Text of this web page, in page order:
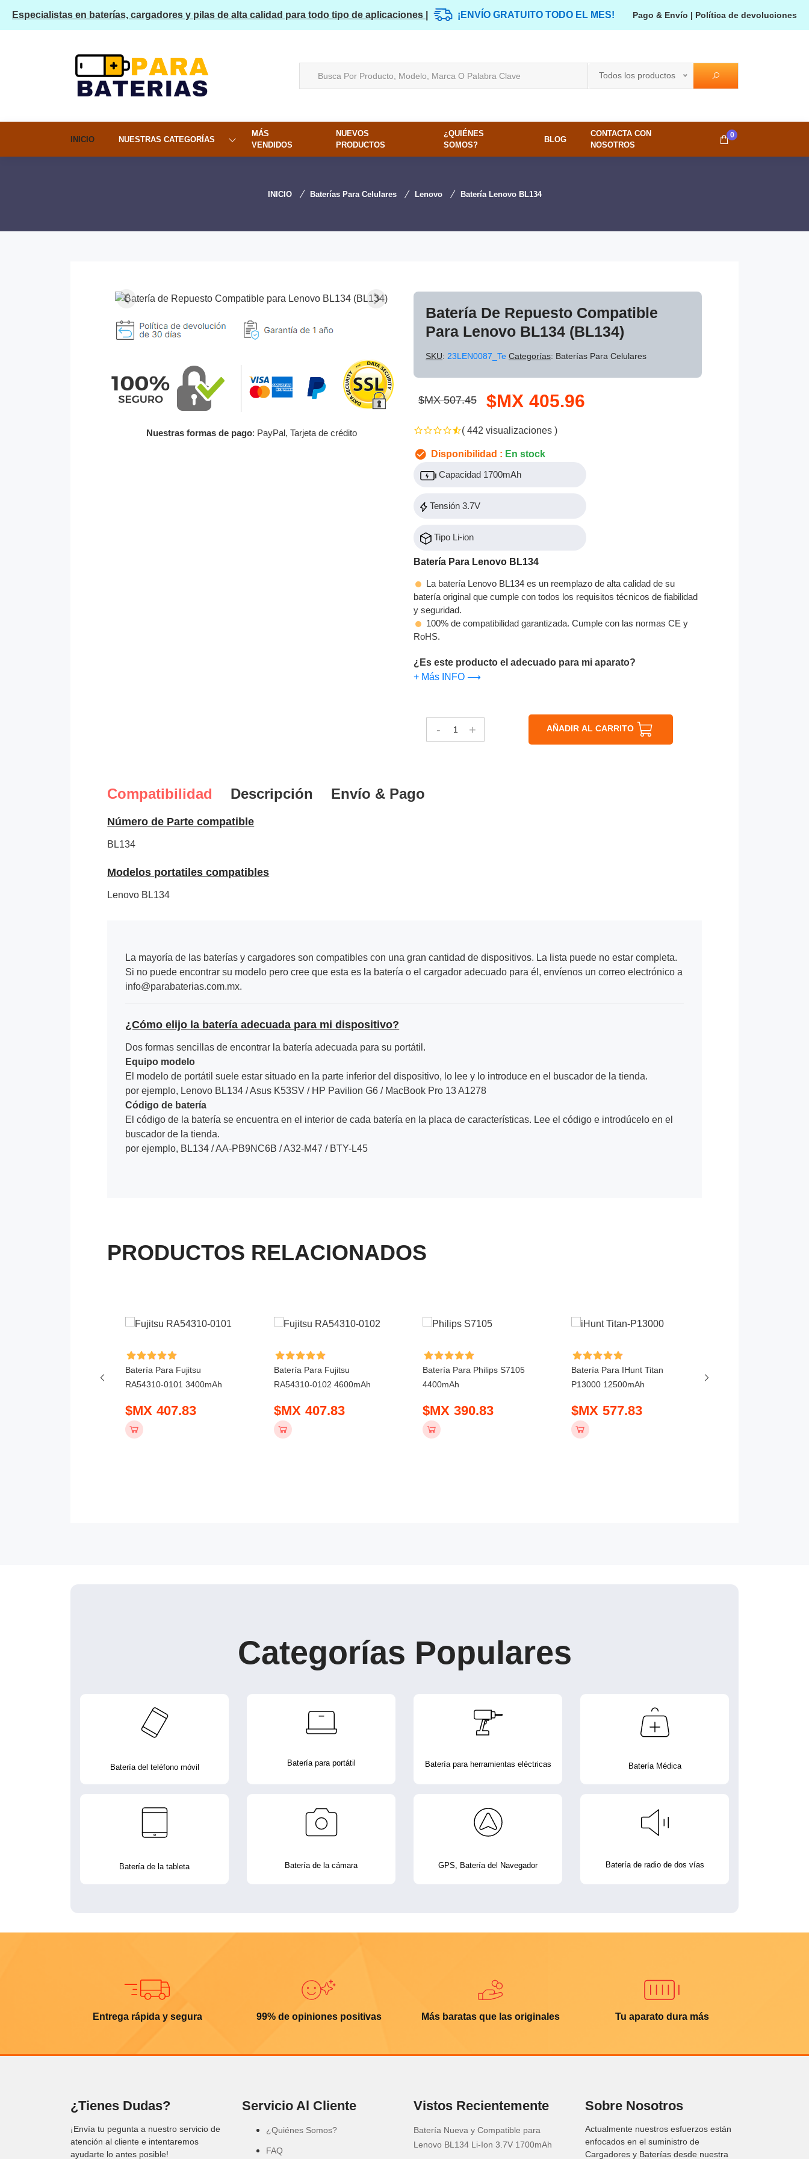
Especialistas en baterías, cargadores y pilas de alta calidad para todo tipo de aplicaciones | ¡ENVÍO GRATUITO TODO EL MES! Pago & Envío | Política de devoluciones
Todos los productos
INICIO NUESTRAS CATEGORÍAS
MÁS
VENDIDOS
NUEVOS
PRODUCTOS
¿QUIÉNES
SOMOS?
BLOG
CONTACTA CON
NOSOTROS
0
INICIO Baterías Para Celulares Lenovo Batería Lenovo BL134
Nuestras formas de pago: PayPal, Tarjeta de crédito
Batería De Repuesto Compatible
Para Lenovo BL134 (BL134)
SKU: 23LEN0087_Te Categorías: Baterías Para Celulares
$MX 507.45 $MX 405.96
( 442 visualizaciones )
Disponibilidad : En stock
Capacidad 1700mAh
Tensión 3.7V
Tipo Li-ion
Batería Para Lenovo BL134
La batería Lenovo BL134 es un reemplazo de alta calidad de su
batería original que cumple con todos los requisitos técnicos de fiabilidad
y seguridad.
100% de compatibilidad garantizada. Cumple con las normas CE y
RoHS.
¿Es este producto el adecuado para mi aparato?
+ Más INFO ⟶
- + AÑADIR AL CARRITO
Compatibilidad Descripción Envío & Pago
Número de Parte compatible
BL134
Modelos portatiles compatibles
Lenovo BL134
La mayoría de las baterías y cargadores son compatibles con una gran cantidad de dispositivos. La lista puede no estar completa.
Si no puede encontrar su modelo pero cree que esta es la batería o el cargador adecuado para él, envíenos un correo electrónico a
info@parabaterias.com.mx.
¿Cómo elijo la batería adecuada para mi dispositivo?
Dos formas sencillas de encontrar la batería adecuada para su portátil.
Equipo modelo
El modelo de portátil suele estar situado en la parte inferior del dispositivo, lo lee y lo introduce en el buscador de la tienda.
por ejemplo, Lenovo BL134 / Asus K53SV / HP Pavilion G6 / MacBook Pro 13 A1278
Código de batería
El código de la batería se encuentra en el interior de cada batería en la placa de características. Lee el código e introdúcelo en el
buscador de la tienda.
por ejemplo, BL134 / AA-PB9NC6B / A32-M47 / BTY-L45
PRODUCTOS RELACIONADOS
Batería Para Fujitsu
RA54310-0101 3400mAh
$MX 407.83
Batería Para Fujitsu
RA54310-0102 4600mAh
$MX 407.83
Batería Para Philips S7105
4400mAh
$MX 390.83
Batería Para IHunt Titan
P13000 12500mAh
$MX 577.83
Categorías Populares
Batería del teléfono móvil Batería para portátil Batería para herramientas eléctricas Batería Médica
Batería de la tableta Batería de la cámara GPS, Batería del Navegador Batería de radio de dos vías
Entrega rápida y segura 99% de opiniones positivas Más baratas que las originales Tu aparato dura más
¿Tienes Dudas?
¡Envía tu pegunta a nuestro servicio de
atención al cliente e intentaremos
ayudarte lo antes posible!
Servicio Al Cliente
¿Quiénes Somos?
FAQ
Vistos Recientemente
Batería Nueva y Compatible para
Lenovo BL134 Li-Ion 3.7V 1700mAh
Sobre Nosotros
Actualmente nuestros esfuerzos están
enfocados en el suministro de
Cargadores y Baterías desde nuestra